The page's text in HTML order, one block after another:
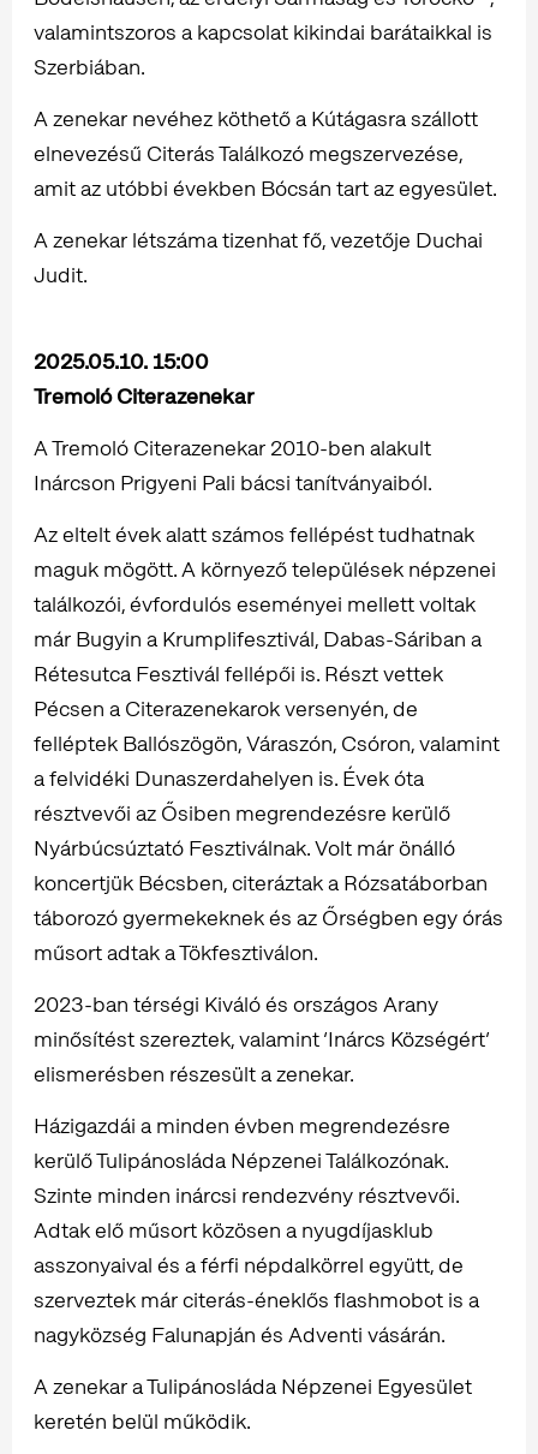
valamintszoros a kapcsolat kikindai barátaikkal is
Szerbiában.
A zenekar nevéhez köthető a Kútágasra szállott
elnevezésű Citerás Találkozó megszervezése,
amit az utóbbi években Bócsán tart az egyesület.
A zenekar létszáma tizenhat fő, vezetője Duchai
Judit.
2025.05.10. 15:00
Tremoló Citerazenekar
A Tremoló Citerazenekar 2010-ben alakult
Inárcson Prigyeni Pali bácsi tanítványaiból.
Az eltelt évek alatt számos fellépést tudhatnak
maguk mögött. A környező települések népzenei
találkozói, évfordulós eseményei mellett voltak
már Bugyin a Krumplifesztivál, Dabas-Sáriban a
Rétesutca Fesztivál fellépői is. Részt vettek
Pécsen a Citerazenekarok versenyén, de
felléptek Ballószögön, Váraszón, Csóron, valamint
a felvidéki Dunaszerdahelyen is. Évek óta
résztvevői az Ősiben megrendezésre kerülő
Nyárbúcsúztató Fesztiválnak. Volt már önálló
koncertjük Bécsben, citeráztak a Rózsatáborban
táborozó gyermekeknek és az Őrségben egy órás
műsort adtak a Tökfesztiválon.
2023-ban térségi Kiváló és országos Arany
minősítést szereztek, valamint ‘Inárcs Községért’
elismerésben részesült a zenekar.
Házigazdái a minden évben megrendezésre
kerülő Tulipánosláda Népzenei Találkozónak.
Szinte minden inárcsi rendezvény résztvevői.
Adtak elő műsort közösen a nyugdíjasklub
asszonyaival és a férfi népdalkörrel együtt, de
szerveztek már citerás-éneklős flashmobot is a
nagyközség Falunapján és Adventi vásárán.
A zenekar a Tulipánosláda Népzenei Egyesület
keretén belül működik.